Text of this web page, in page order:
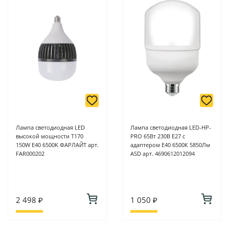
Лампа светодиодная LED
высокой мощности Т170
150W E40 6500K ФАРЛАЙТ арт.
FAR000202
2 498 ₽
Лампа светодиодная LED-HP-
PRO 65Вт 230В E27 с
адаптером Е40 6500К 5850Лм
ASD арт. 4690612012094
1 050 ₽